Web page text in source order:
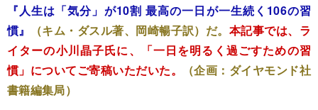
『人生は「気分」が10割 最高の一日が一生続く106の習
慣』
（キム・ダスル著、岡崎暢子訳）だ。 本記事では、ラ
イターの小川晶子氏に、「一日を明るく過ごすための習
慣」についてご寄稿いただいた。
（企画：ダイヤモンド社
書籍編集局）